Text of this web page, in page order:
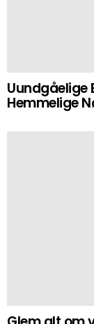
Uundgåelige
Hemmelige